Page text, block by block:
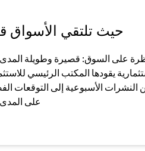
حيث تلتقي الأسواق
على السوق: قصيرة وطويلة المدى"
يقودها المكتب الرئيسي
النشرات الأسبوعية إلى التوقعات
على المدى